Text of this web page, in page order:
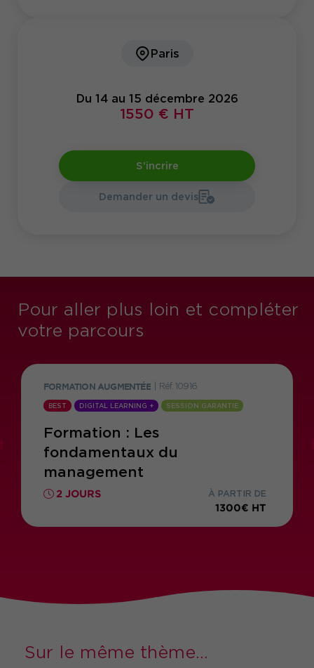
Paris
Du 14 au 15 décembre 2026
1550 € HT
S'incrire
Demander un devis
Pour aller plus loin et compléter
votre parcours
FORMATION AUGMENTÉE Réf. 10916
BEST DIGITAL LEARNING + SESSION GARANTIE
Formation : Les
fondamentaux du
management
2 JOURS À PARTIR DE
1300€ HT
Sur le même thème...